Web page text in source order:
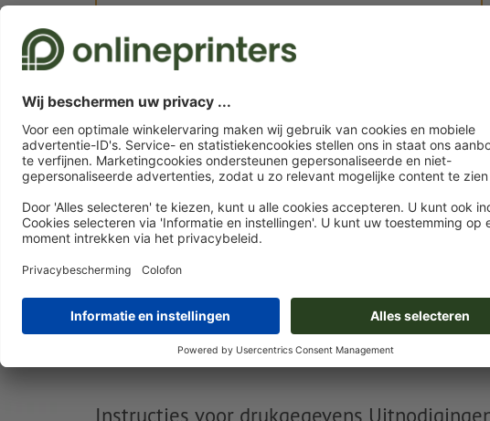
Nu uploaden
excl. btw
Levering circa:
Gewicht: ca.65,7 g
Instructies voor drukgegevens